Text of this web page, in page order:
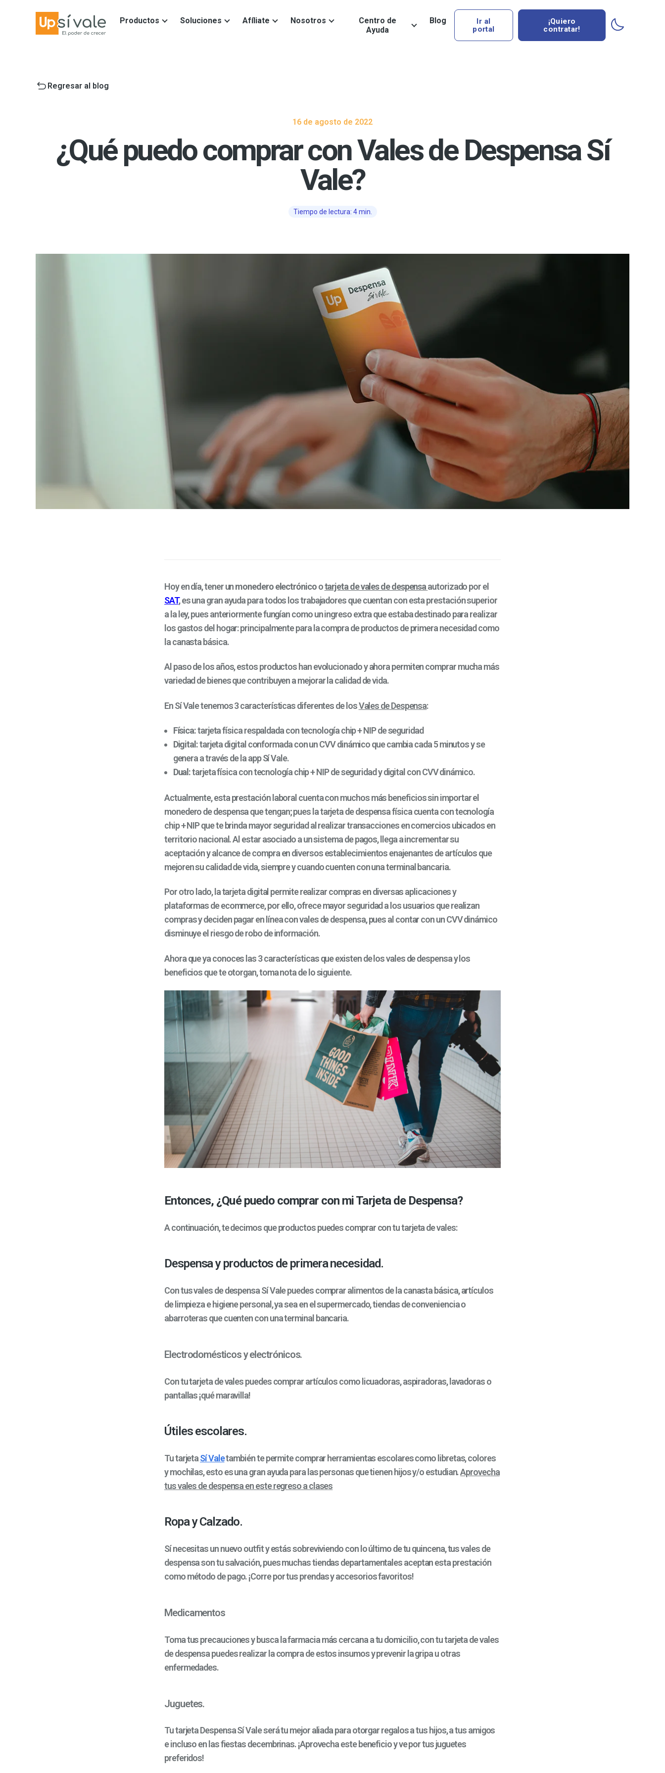
Productos Soluciones Afíliate Nosotros
Centro de
Ayuda
Blog
Ir al
portal
¡Quiero
contratar!
Regresar al blog
16 de agosto de 2022
¿Qué puedo comprar con Vales de Despensa Sí
Vale?
Tiempo de lectura: 4 min.
Hoy en día, tener unmonedero electrónicootarjeta de vales de despensaautorizado por el
SAT, es una gran ayuda para todos los trabajadores que cuentan con esta prestación superior
a la ley, pues anteriormente fungían como un ingreso extra que estaba destinado para realizar
los gastos del hogar: principalmente para la compra de productos de primera necesidad como
la canasta básica.
Al paso de los años, estos productos han evolucionado y ahora permiten comprar mucha más
variedad de bienes que contribuyen a mejorar la calidad de vida.
En Sí Vale tenemos 3 características diferentes de losVales de Despensa:
Física:tarjeta física respaldada con tecnología chip + NIP de seguridad
Digital:tarjeta digital conformada con un CVV dinámico que cambia cada 5 minutos y se
genera a través de la app Sí Vale.
Dual:tarjeta física con tecnología chip + NIP de seguridad y digital con CVV dinámico.
Actualmente, esta prestación laboral cuenta con muchos más beneficios sin importar el
monedero de despensa que tengan; pues la tarjeta de despensa física cuenta con tecnología
chip + NIP que te brinda mayor seguridad al realizar transacciones en comercios ubicados en
territorio nacional. Al estar asociado a un sistema de pagos, llega a incrementar su
aceptación y alcance de compra en diversos establecimientos enajenantes de artículos que
mejoren su calidad de vida, siempre y cuando cuenten con una terminal bancaria.
Por otro lado, la tarjeta digital permite realizar compras en diversas aplicaciones y
plataformas de ecommerce, por ello, ofrece mayor seguridad a los usuarios que realizan
compras y deciden pagar en línea con vales de despensa, pues al contar con un CVV dinámico
disminuye el riesgo de robo de información.
Ahora que ya conoces las 3 características que existen de los vales de despensa y los
beneficios que te otorgan, toma nota de lo siguiente.
Entonces, ¿Qué puedo comprar con mi Tarjeta de Despensa?
A continuación, te decimos que productos puedes comprar con tu tarjeta de vales:
Despensa y productos de primera necesidad.
Con tus vales de despensa Sí Vale puedes comprar alimentos de la canasta básica, artículos
de limpieza e higiene personal, ya sea en el supermercado, tiendas de conveniencia o
abarroteras que cuenten con una terminal bancaria.
Electrodomésticos y electrónicos.
Con tu tarjeta de vales puedes comprar artículos como licuadoras, aspiradoras, lavadoras o
pantallas ¡qué maravilla!
Útiles escolares.
Tu tarjetaSí Valetambién te permite comprar herramientas escolares como libretas, colores
y mochilas, esto es una gran ayuda para las personas que tienen hijos y/o estudian.Aprovecha
tus vales de despensa en este regreso a clases
Ropa y Calzado.
Sí necesitas un nuevo outfit y estás sobreviviendo con lo último de tu quincena, tus vales de
despensa son tu salvación, pues muchas tiendas departamentales aceptan esta prestación
como método de pago. ¡Corre por tus prendas y accesorios favoritos!
Medicamentos
Toma tus precauciones y busca la farmacia más cercana a tu domicilio, con tu tarjeta de vales
de despensa puedes realizar la compra de estos insumos y prevenir la gripa u otras
enfermedades.
Juguetes.
Tu tarjeta Despensa Sí Vale será tu mejor aliada para otorgar regalos a tus hijos, a tus amigos
e incluso en las fiestas decembrinas. ¡Aprovecha este beneficio y ve por tus juguetes
preferidos!